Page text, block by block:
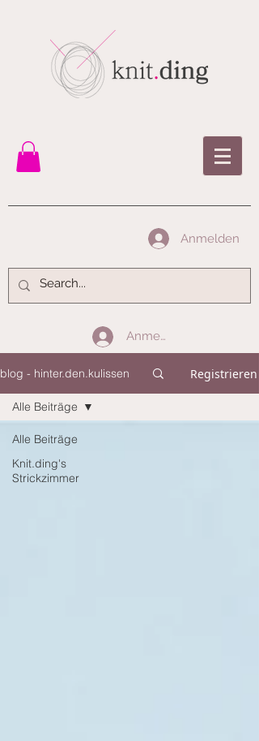
Anmelden
Anmelden
blog - hinter.den.kulissen Registrieren
Alle Beiträge
Knit.ding's
Strickzimmer
Alle Beiträge